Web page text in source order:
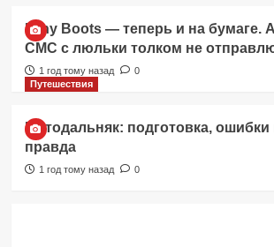
Itchy Boots — теперь и на бумаге.
СМС с люльки толком не
1 год тому назад
0
Путешествия
Мотодальняк: подготовка, ошибки
правда
1 год тому назад 0